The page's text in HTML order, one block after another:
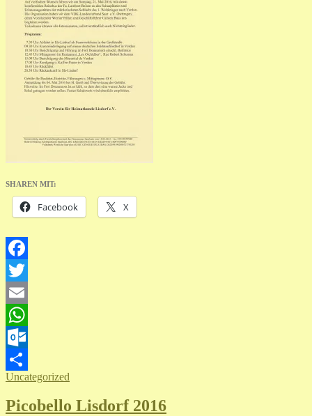
SHAREN MIT:
Facebook X
Facebook
Twitter
Email
WhatsApp
Outlook.com
Teilen
Uncategorized
Picobello Lisdorf 2016